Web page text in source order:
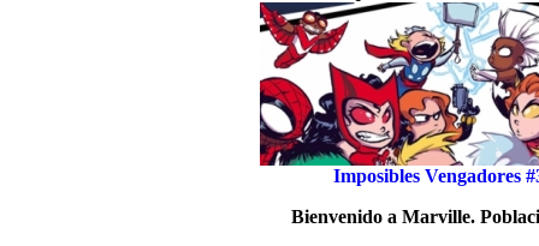
Imposibles Vengadores
Bienvenido a Marville.